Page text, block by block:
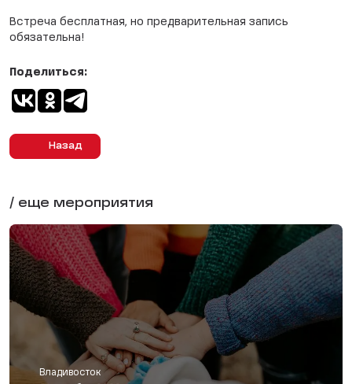
Встреча бесплатная, но предварительная запись
обязательна!
Назад
Поделиться:
/ еще мероприятия
Владивосток